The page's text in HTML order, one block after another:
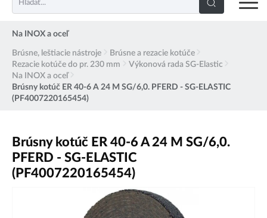
Na INOX a oceľ
Brúsne, leštiacie nástroje
Brúsne a rezacie kotúče
Rezacie kotúče do pr. 230 mm
Výkonová rada SG-Elastic
Na INOX a oceľ
Brúsny kotúč ER 40-6 A 24 M SG/6,0. PFERD - SG-ELASTIC
(PF4007220165454)
Brúsny kotúč ER 40-6 A 24 M SG/6,0.
PFERD - SG-ELASTIC
(PF4007220165454)